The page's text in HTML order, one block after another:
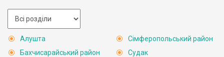
Алушта
Бахчисарайський район
Сімферопольський район
Судак